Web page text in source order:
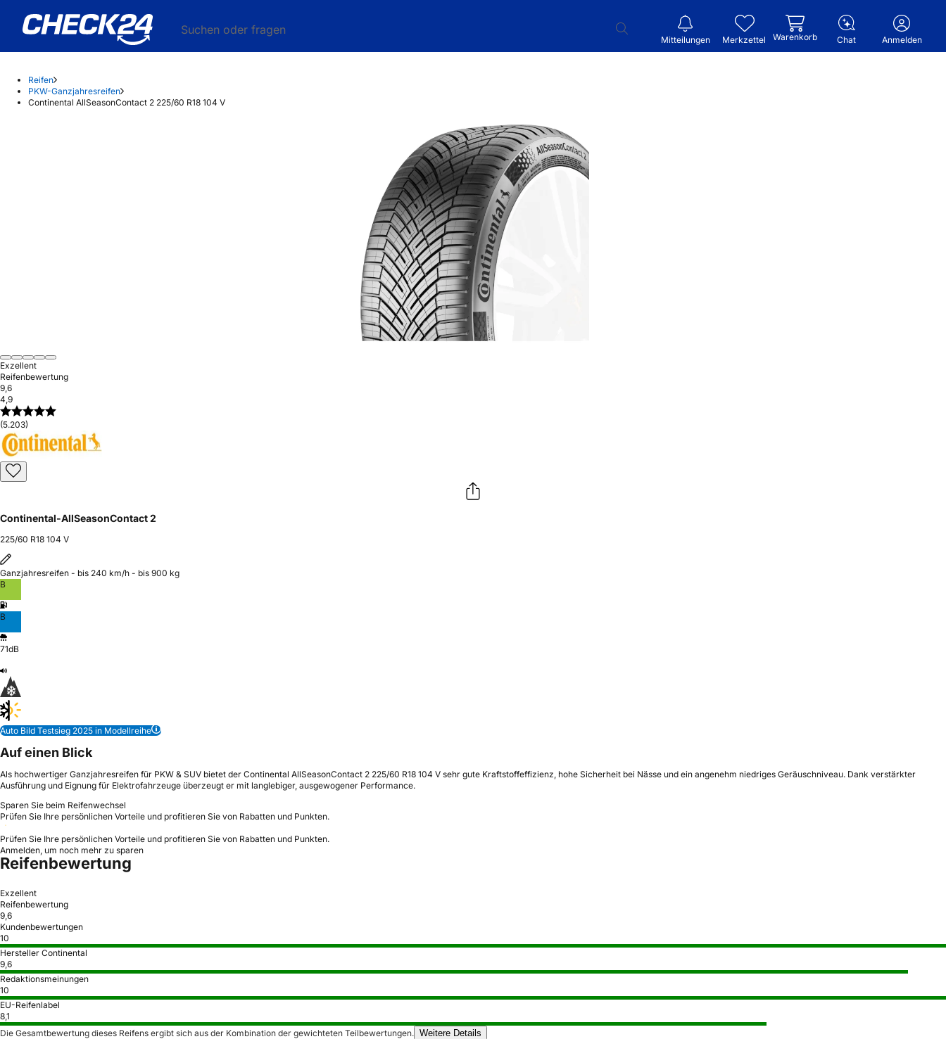
Suchen oder fragen
Mitteilungen Merkzettel Warenkorb Chat Anmelden
Reifen
PKW-Ganzjahresreifen
Continental AllSeasonContact 2 225/60 R18 104 V
Exzellent
Reifenbewertung
9,6
4,9
(5.203)
Continental-AllSeasonContact 2
225/60 R18 104 V
Ganzjahresreifen - bis 240 km/h - bis 900 kg
B
B
71dB
Auto Bild Testsieg 2025 in Modellreihe
Auf einen Blick
Als hochwertiger Ganzjahresreifen für PKW & SUV bietet der Continental AllSeasonContact 2 225/60 R18 104 V sehr gute Kraftstoffeffizienz, hohe Sicherheit bei Nässe und ein angenehm niedriges Geräuschniveau. Dank verstärkter
Ausführung und Eignung für Elektrofahrzeuge überzeugt er mit langlebiger, ausgewogener Performance.
Sparen Sie beim Reifenwechsel
Prüfen Sie Ihre persönlichen Vorteile und profitieren Sie von Rabatten und Punkten.
Prüfen Sie Ihre persönlichen Vorteile und profitieren Sie von Rabatten und Punkten.
Anmelden, um noch mehr zu sparen
Reifenbewertung
Exzellent
Reifenbewertung
9,6
Kundenbewertungen
10
Hersteller Continental
9,6
Redaktionsmeinungen
10
EU-Reifenlabel
8,1
Die Gesamtbewertung dieses Reifens ergibt sich aus der Kombination der gewichteten Teilbewertungen. Weitere Details